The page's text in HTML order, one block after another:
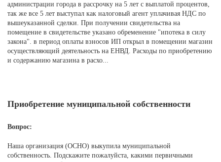
администрации города в рассрочку на 5 лет с выплатой процентов,
так же все 5 лет выступал как налоговый агент уплачивая НДС по
вышеуказанной сделки. При получении свидетельства на
помещение в свидетельстве указано обременение "ипотека в силу
закона". в период оплаты взносов ИП открыл в помещении магазин
осуществляющий деятельность на ЕНВД. Расходы по приобретению
и содержанию магазина в расхо...
Приобретение муниципальной собственности
Вопрос:
Наша организация (ОСНО) выкупила муниципальной
собственность. Подскажите пожалуйста, какими первичными